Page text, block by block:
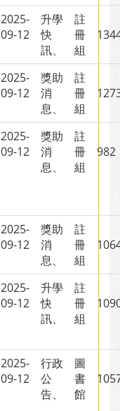
2025-
09-12
升學
快
訊、
註
冊
組
2025-
09-12
獎助
消
息、
註
冊
組
2025-
09-12
獎助
消
息、
註
冊
組
2025-
09-12
獎助
消
息、
註
冊
組
2025-
09-12
升學
快
訊、
註
冊
組
2025-
09-12
行政
公
告、
圖
書
館